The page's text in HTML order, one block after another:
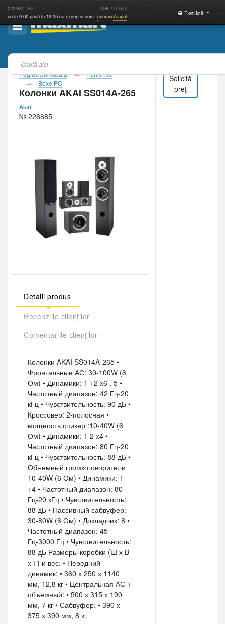
022 837-707 068 777-077
de la 9:00 până la 19:00 cu excepția dum. comandă apel
Română
Pagina principală
Periferice
Boxe PC
Колонки AKAI SS014A-265
Akai
№ 226685
Detalii produs
Recenziile clienților
Comentariile clienților
Колонки AKAI SS014A-265 •
Фронтальные АС: 30-100W (6
Ом) • Динамики: 1 +2 x6 , 5 •
Частотный диапазон: 42 Гц-20
кГц • Чувствительность: 90 дБ •
Кроссовер: 2-полосная •
мощность спикер :10-40W (6
Ом) • Динамики: 1 2 x4 •
Частотный диапазон: 80 Гц-20
кГц • Чувствительность: 88 дБ •
Объемный громкоговорители
10-40W (6 Ом) • Динамики: 1
+4 • Частотный диапазон: 80
Гц-20 кГц • Чувствительность:
88 дБ • Пассивный сабвуфер:
30-80W (6 Ом) • Докладчик: 8 •
Частотный диапазон: 45
Гц-3000 Гц • Чувствительность:
88 дБ Размеры коробки (Ш х В
х Г) и вес: • Передний
динамик: • 360 х 250 х 1140
мм, 12,8 кг • Центральная АС +
объемный: • 500 х 315 х 190
мм, 7 кг • Сабвуфер: • 390 х
375 х 390 мм, 8 кг
Solicită
preț